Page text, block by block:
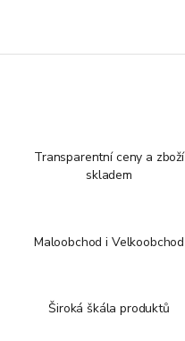
Transparentní ceny a zboží
skladem
Maloobchod i Velkoobchod
Široká škála produktů